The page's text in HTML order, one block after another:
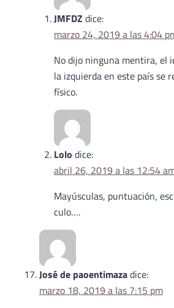
JMFDZ dice:
marzo 24, 2019 a las 4:04
No dijo ninguna mentira, el
la izquierda en este país se
físico.
Lolo dice:
abril 26, 2019 a las 12:54
Mayúsculas, puntuación,
culo….
José de paoentimazadice:
marzo 18, 2019 a las 7:15 pm